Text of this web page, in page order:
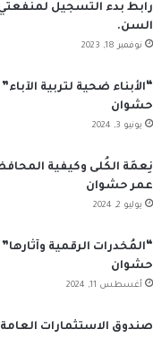
رابط بدء التسجيل لمنفعتي
السن.
نوفمبر 18, 2023
“الأبناء ضحية لتربية
حشوان
يونيو 3, 2024
نِعمَة الكُلى وكيفية
عمر حشوان
يوليو 2, 2024
“المُخدرات الرقمية
حشوان
أغسطس 11, 2024
صندوق الاستثمارات العامة